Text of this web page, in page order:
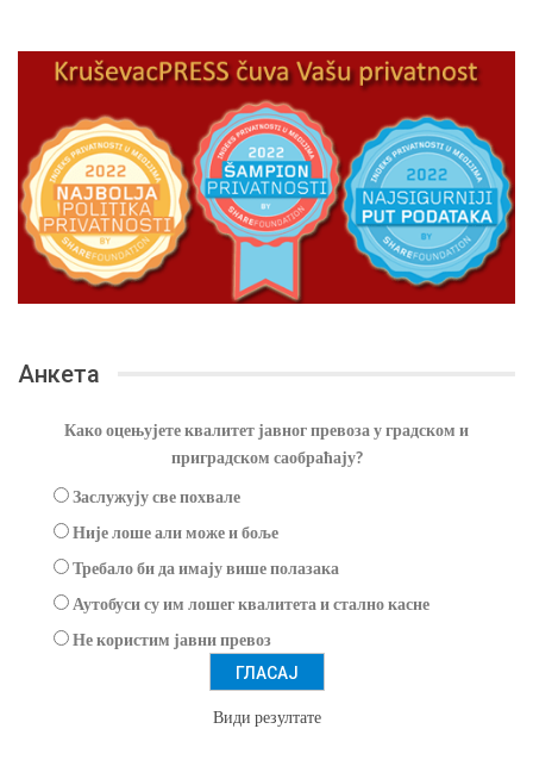
Анкета
Како оцењујете квалитет јавног превоза у градском и
приградском саобраћају?
Заслужују све похвале
Није лоше али може и боље
Требало би да имају више полазака
Аутобуси су им лошег квалитета и стално касне
Не користим јавни превоз
Види резултате